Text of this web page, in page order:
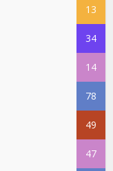
13
34
14
78
49
47